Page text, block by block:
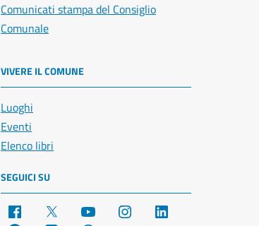
Comunicati stampa del Consiglio
Comunale
VIVERE IL COMUNE
Luoghi
Eventi
Elenco libri
SEGUICI SU
Facebook YouTube Instagram